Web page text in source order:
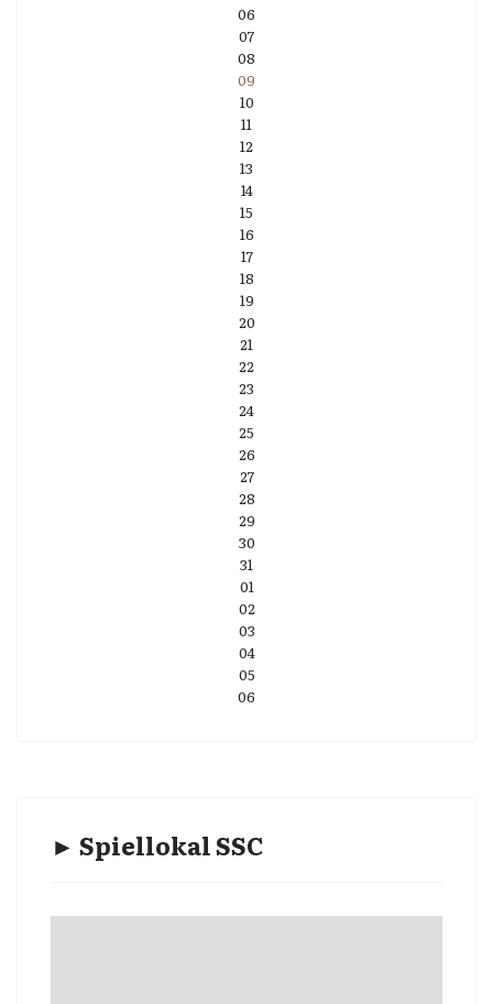
06
07
08
09
10
11
12
13
14
15
16
17
18
19
20
21
22
23
24
25
26
27
28
29
30
31
01
02
03
04
05
06
► Spiellokal SSC